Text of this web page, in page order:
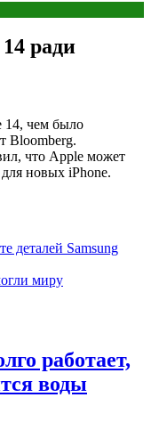
ради
14, чем было
Bloomberg.
что Apple может
новых iPhone.
деталей Samsung
миру
работает,
воды